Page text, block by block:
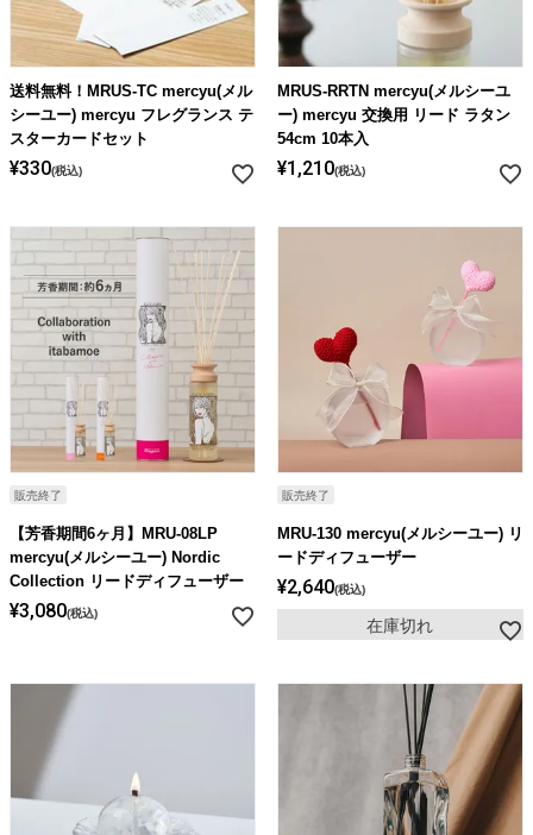
送料無料！MRUS-TC mercyu(メル
シーユー) mercyu フレグランス テ
スターカードセット
¥330 税込
MRUS-RRTN mercyu(メルシーユ
ー) mercyu 交換用 リード ラタン
54cm 10本入
¥1,210 税込
販売終了
【芳香期間6ヶ月】MRU-08LP
mercyu(メルシーユー) Nordic
Collection リードディフューザー
¥3,080 税込
販売終了
MRU-130 mercyu(メルシーユー) リ
ードディフューザー
¥2,640 税込
在庫切れ